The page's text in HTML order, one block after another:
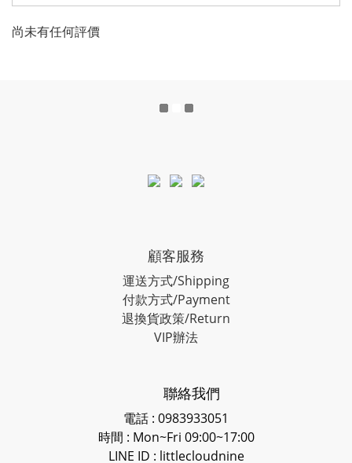
尚未有任何評價
顧客服務
運送方式/Shipping
付款方式/Payment
退換貨政策/Return
VIP辦法
聯絡我們
電話 : 0983933051
時間 : Mon~Fri 09:00~17:00
LINE ID : littlecloudnine